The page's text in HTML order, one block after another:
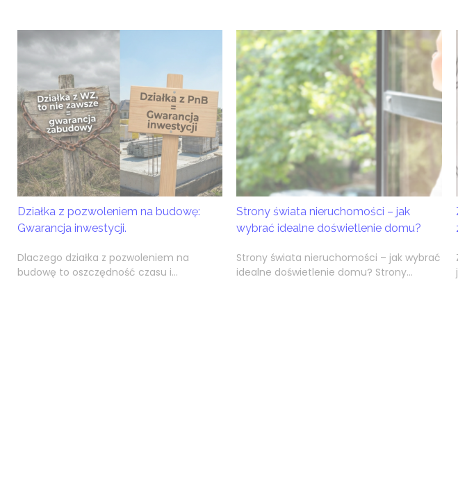
Działka z pozwoleniem na budowę:
Gwarancja inwestycji.
Dlaczego działka z pozwoleniem na
budowę to oszczędność czasu i...
Strony świata nieruchomości – jak
wybrać idealne doświetlenie domu?
Strony świata nieruchomości – jak wybrać
idealne doświetlenie domu? Strony...